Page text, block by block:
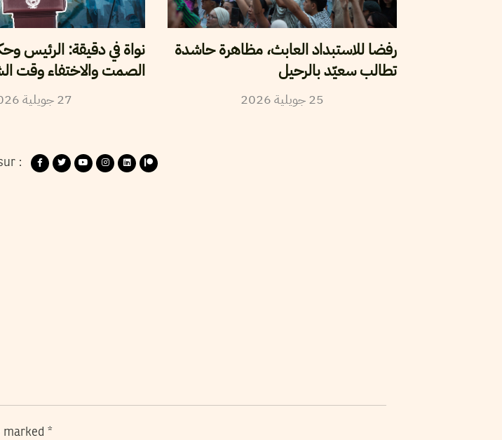
نواة في دقيقة: الرئيس
الصمت والاختفاء وقت
27جويلية
رفضا للاستبداد العابث، مظاهرة حاشدة
تطالب سعيّد بالرحيل
25جويلية2026
:
marked*